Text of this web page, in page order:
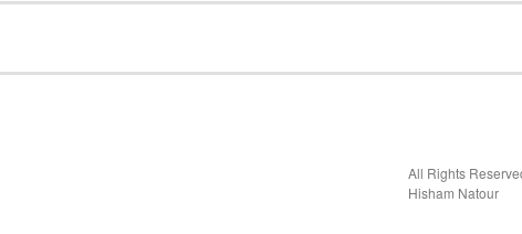
Hisham Natour